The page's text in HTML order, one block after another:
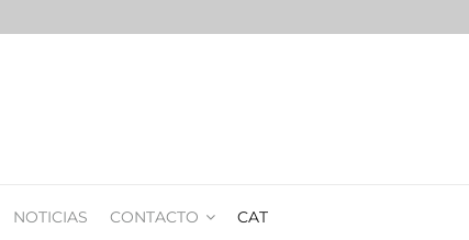
NOTICIAS CONTACTO CAT